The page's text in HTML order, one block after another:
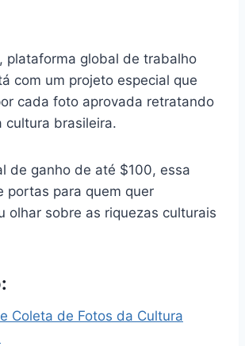
, plataforma global de trabalho
com um projeto especial que
cada foto aprovada retratando
cultura brasileira.
de ganho de até $100, essa
portas para quem quer
olhar sobre as riquezas culturais
Coleta de Fotos da Cultura